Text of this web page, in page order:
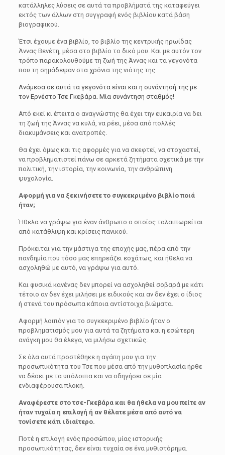
κατάλληλες λύσεις σε αυτά τα προβλήματά της καταφεύγει
εκτός των άλλων στη συγγραφή ενός βιβλίου κατά βάση
βιογραφικού.
Έτσι έχουμε ένα βιβλίο, το βιβλίο της κεντρικής ηρωίδας
Άννας Βενέτη, μέσα στο βιβλίο το δικό μου. Και με αυτόν τον
τρόπο παρακολουθούμε τη ζωή της Άννας και τα γεγονότα
που τη σημάδεψαν στα χρόνια της νιότης της.
Ανάμεσα σε αυτά τα γεγονότα είναι και η συνάντησή της με
τον Ερνέστο Τσε Γκεβάρα. Μία συνάντηση σταθμός!
Από εκεί κι έπειτα ο αναγνώστης θα έχει την ευκαιρία να δει
τη ζωή της Άννας να κυλά, να ρέει, μέσα από πολλές
διακυμάνσεις και ανατροπές.
Θα έχει όμως και τις αφορμές για να σκεφτεί, να στοχαστεί,
να προβληματιστεί πάνω σε αρκετά ζητήματα σχετικά με την
πολιτική, την ιστορία, την κοινωνία, την ανθρώπινη
ψυχολογία.
Αφορμή για να ξεκινήσετε το συγκεκριμένο βιβλίο ποιά
ήταν;
Ήθελα να γράψω για έναν άνθρωπο ο οποίος ταλαιπωρείται
από κατάθλιψη και κρίσεις πανικού.
Πρόκειται για την μάστιγα της εποχής μας, πέρα από την
πανδημία που τόσο μας επηρεάζει εσχάτως, και ήθελα να
ασχοληθώ με αυτό, να γράψω για αυτό.
Και φυσικά κανένας δεν μπορεί να ασχοληθεί σοβαρά με κάτι
τέτοιο αν δεν έχει μιλήσει με ειδικούς και αν δεν έχει ο ίδιος
ή στενά του πρόσωπα κάποια αντίστοιχα βιώματα.
Αφορμή λοιπόν για το συγκεκριμένο βιβλίο ήταν ο
προβληματισμός μου για αυτά τα ζητήματα και η εσώτερη
ανάγκη μου θα έλεγα, να μιλήσω σχετικώς.
Σε όλα αυτά προστέθηκε η αγάπη μου για την
προσωπικότητα του Τσε που μέσα από την μυθοπλασία ήρθε
να δέσει με τα υπόλοιπα και να οδηγήσει σε μία
ενδιαφέρουσα πλοκή.
Αναφέρεστε στο τσε-Γκεβάρα και θα ήθελα να μου πείτε αν
ήταν τυχαία η επιλογή ή αν θέλατε μέσα από αυτό να
τονίσετε κάτι ιδιαίτερο.
Ποτέ η επιλογή ενός προσώπου, μίας ιστορικής
προσωπικότητας, δεν είναι τυχαία σε ένα μυθιστόρημα.